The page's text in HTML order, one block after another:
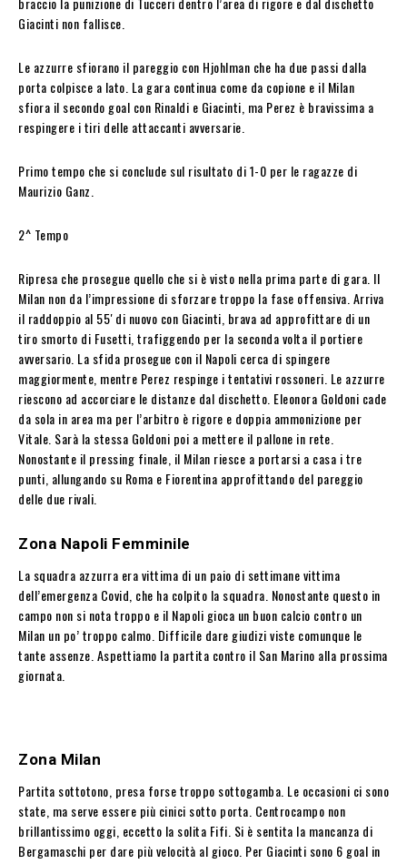
Giacinti non fallisce.
Le azzurre sfiorano il pareggio con Hjohlman che ha due passi dalla
porta colpisce a lato. La gara continua come da copione e il Milan
sfiora il secondo goal con Rinaldi e Giacinti, ma Perez è bravissima a
respingere i tiri delle attaccanti avversarie.
Primo tempo che si conclude sul risultato di 1-0 per le ragazze di
Maurizio Ganz.
2^ Tempo
Ripresa che prosegue quello che si è visto nella prima parte di gara. Il
Milan non da l’impressione di sforzare troppo la fase offensiva. Arriva
il raddoppio al 55′ di nuovo con Giacinti, brava ad approfittare di un
tiro smorto di Fusetti, trafiggendo per la seconda volta il portiere
avversario. La sfida prosegue con il Napoli cerca di spingere
maggiormente, mentre Perez respinge i tentativi rossoneri. Le azzurre
riescono ad accorciare le distanze dal dischetto. Eleonora Goldoni cade
da sola in area ma per l’arbitro è rigore e doppia ammonizione per
Vitale. Sarà la stessa Goldoni poi a mettere il pallone in rete.
Nonostante il pressing finale, il Milan riesce a portarsi a casa i tre
punti, allungando su Roma e Fiorentina approfittando del pareggio
delle due rivali.
Zona Napoli Femminile
La squadra azzurra era vittima di un paio di settimane vittima
dell’emergenza Covid, che ha colpito la squadra. Nonostante questo in
campo non si nota troppo e il Napoli gioca un buon calcio contro un
Milan un po’ troppo calmo. Difficile dare giudizi viste comunque le
tante assenze. Aspettiamo la partita contro il San Marino alla prossima
giornata.
Zona Milan
Partita sottotono, presa forse troppo sottogamba. Le occasioni ci sono
state, ma serve essere più cinici sotto porta. Centrocampo non
brillantissimo oggi, eccetto la solita Fifi. Si è sentita la mancanza di
Bergamaschi per dare più velocità al gioco. Per Giacinti sono 6 goal in